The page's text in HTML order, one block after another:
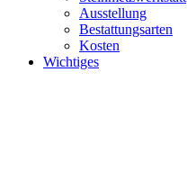
Ausstellung
Bestattungsarten
Kosten
Wichtiges